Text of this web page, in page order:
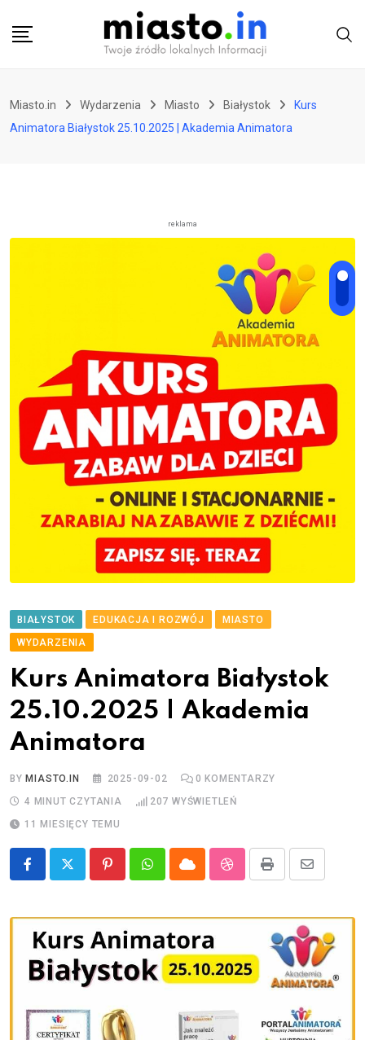
Miasto.in Wydarzenia Miasto Białystok
Kurs
Animatora Białystok 25.10.2025 | Akademia Animatora
reklama
BIAŁYSTOK EDUKACJA I ROZWÓJ
MIASTO
WYDARZENIA
Kurs Animatora Białystok
25.10.2025 | Akademia
Animatora
BYMIASTO.IN 2025-09-02 0 KOMENTARZY
4 MINUT CZYTANIA
207 WYŚWIETLEŃ
11 MIESIĘCY TEMU
PinterestWhatsappCloud StumbleUpon
Print
Share
Email